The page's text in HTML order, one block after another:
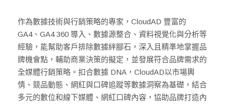
作為數據技術與行銷策略的專家，CloudAD 豐富的
GA4、GA4 360 導入、數據源整合、資料視覺化與分析等
經驗，能幫助客戶排除數據絆腳石，深入且精準地掌握品
牌機會點，輔助商業決策的擬定，並發展符合品牌需求的
全媒體行銷策略。扣合數據 DNA，CloudAD以市場輿
情、競品動態、網紅與口碑追蹤等數據洞察為基礎，結合
多元的數位和線下媒體、網紅口碑內容，協助品牌打造內